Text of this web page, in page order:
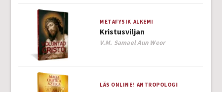
METAFYSIK ALKEMI
Kristusviljan
Author
V.M. Samael Aun Weor
LÄS ONLINE! ANTROPOLOGI